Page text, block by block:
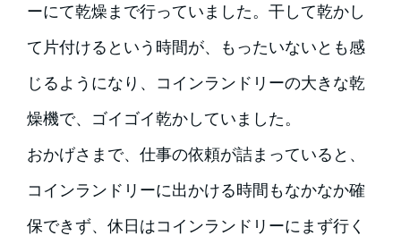
ーにて乾燥まで行っていました。干して乾かし
て片付けるという時間が、もったいないとも感
じるようになり、コインランドリーの大きな乾
燥機で、ゴイゴイ乾かしていました。
おかげさまで、仕事の依頼が詰まっていると、
コインランドリーに出かける時間もなかなか確
保できず、休日はコインランドリーにまず行く